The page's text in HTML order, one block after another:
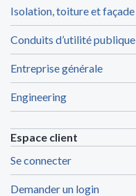
Isolation, toiture et façade
Conduits d’utilité publique
Entreprise générale
Engineering
Espace client
Se connecter
Demander un login